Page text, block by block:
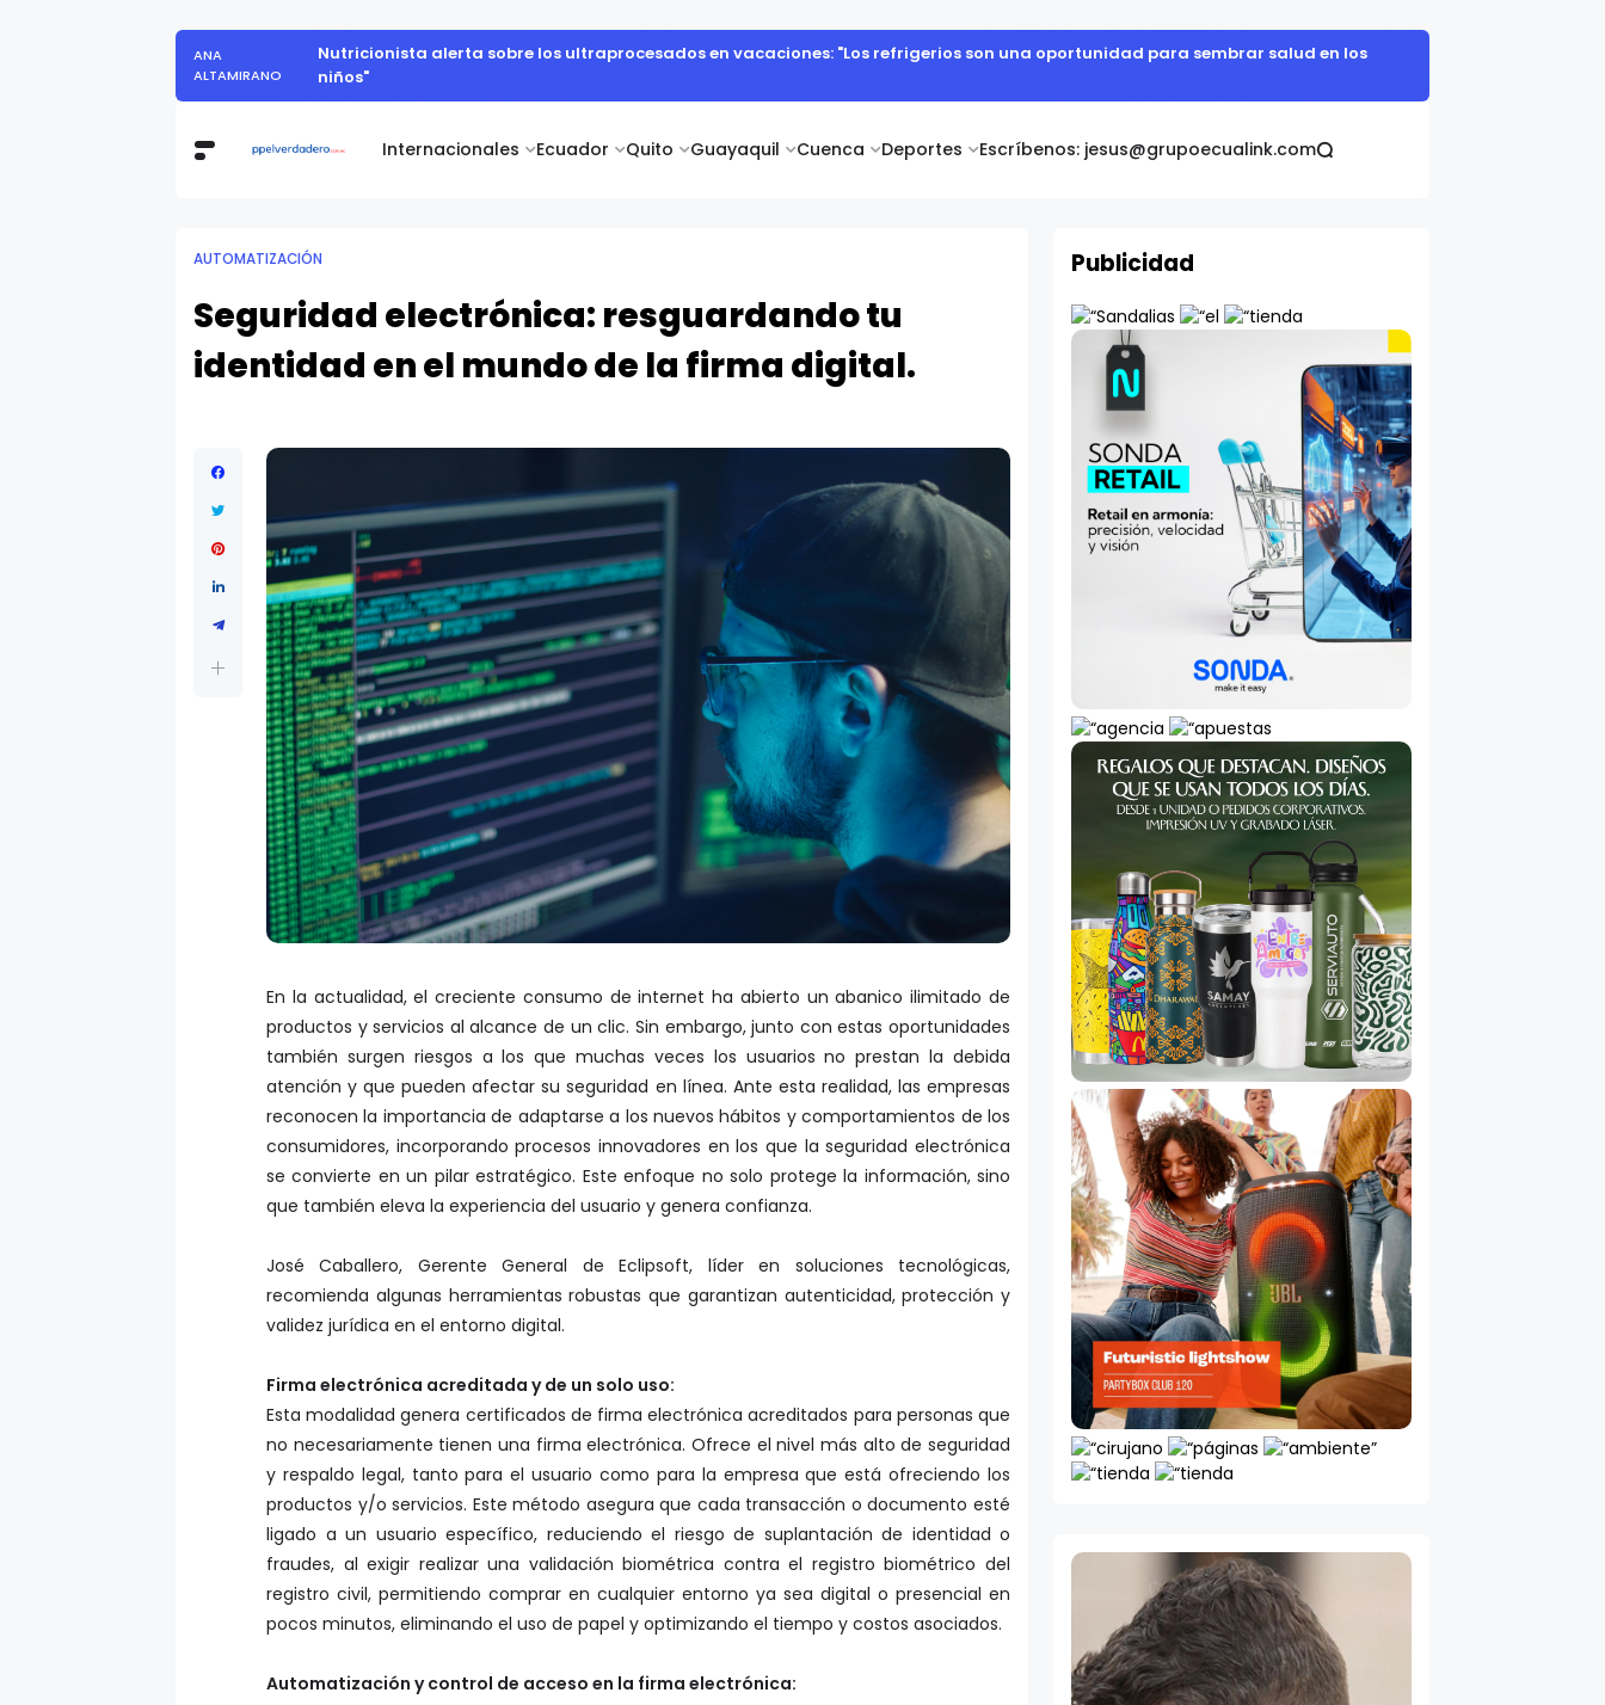
Muestra de arte contemporáneo reunió a cuerpo diplomático y artistas nacionales en la Academia Diplomática Galo Plaza
Seguridad electrónica: resguardando tu
identidad en el mundo de la firma digital.
productos y servicios al alcance de un clic. Sin embargo, junto con estas oportunidades
también surgen riesgos a los que muchas veces los usuarios no prestan la debida
atención y que pueden afectar su seguridad en línea. Ante esta realidad, las empresas
reconocen la importancia de adaptarse a los nuevos hábitos y comportamientos de los
consumidores, incorporando procesos innovadores en los que la seguridad electrónica
se convierte en un pilar estratégico. Este enfoque no solo protege la información, sino
que también eleva la experiencia del usuario y genera confianza.
recomienda algunas herramientas robustas que garantizan autenticidad, protección y
validez jurídica en el entorno digital.
Esta modalidad genera certificados de firma electrónica acreditados para personas que
no necesariamente tienen una firma electrónica. Ofrece el nivel más alto de seguridad
y respaldo legal, tanto para el usuario como para la empresa que está ofreciendo los
productos y/o servicios. Este método asegura que cada transacción o documento esté
ligado a un usuario específico, reduciendo el riesgo de suplantación de identidad o
fraudes, al exigir realizar una validación biométrica contra el registro biométrico del
registro civil, permitiendo comprar en cualquier entorno ya sea digital o presencial en
pocos minutos, eliminando el uso de papel y optimizando el tiempo y costos asociados.
La firma digital automatizada permite que grandes volúmenes de documentos se